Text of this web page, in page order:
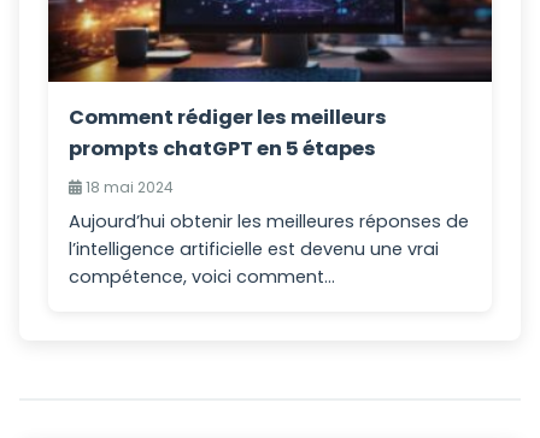
Comment rédiger les meilleurs
prompts chatGPT en 5 étapes
18 mai 2024
Aujourd’hui obtenir les meilleures réponses de
l’intelligence artificielle est devenu une vrai
compétence, voici comment...